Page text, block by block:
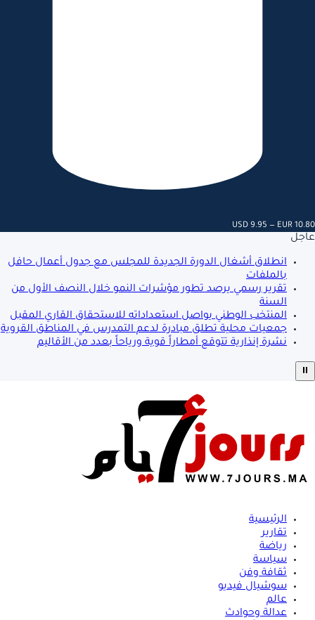
USD 9.95 — EUR 10.80
عاجل
انطلاق أشغال الدورة الجديدة للمجلس مع جدول أعمال حافل
بالملفات
تقرير رسمي يرصد تطور مؤشرات النمو خلال النصف الأول من
السنة
المنتخب الوطني يواصل استعداداته للاستحقاق القاري المقبل
جمعيات محلية تطلق مبادرة لدعم التمدرس في المناطق القروية
نشرة إنذارية تتوقع أمطاراً قوية ورياحاً بعدد من الأقاليم
⏸
الرئيسية
تقارير
رياضة
سياسة
ثقافة وفن
سوشيال فيديو
عالم
عدالة وحوادث